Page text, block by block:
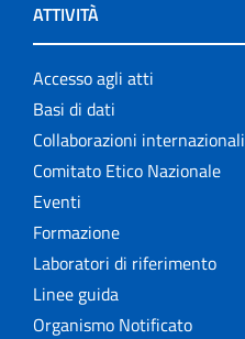
ATTIVITÀ
Accesso agli atti
Basi di dati
Collaborazioni internazionali
Comitato Etico Nazionale
Eventi
Formazione
Laboratori di riferimento
Linee guida
Organismo Notificato